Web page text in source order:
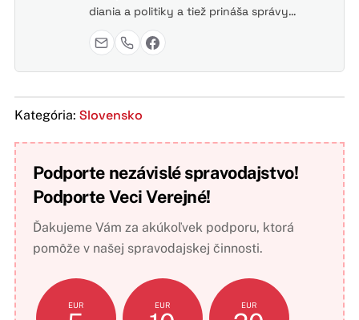
diania a politiky a tiež prináša správy…
Kategória: Slovensko
Podporte nezávislé spravodajstvo!
Podporte Veci Verejné!
Ďakujeme Vám za akúkoľvek podporu, ktorá
pomôže v našej spravodajskej činnosti.
EUR EUR EUR